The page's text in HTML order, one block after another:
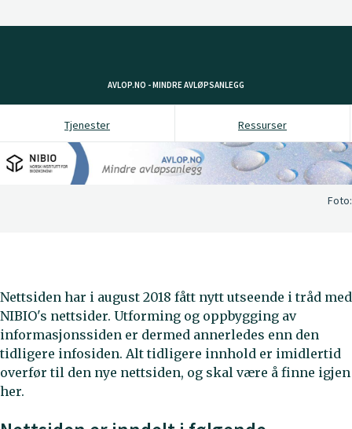
AVLOP.NO - MINDRE AVLØPSANLEGG
Tjenester Ressurser
Foto:
Nettsiden har i august 2018 fått nytt utseende i tråd med
NIBIO's nettsider. Utforming og oppbygging av
informasjonssiden er dermed annerledes enn den
tidligere infosiden. Alt tidligere innhold er imidlertid
overfør til den nye nettsiden, og skal være å finne igjen
her.